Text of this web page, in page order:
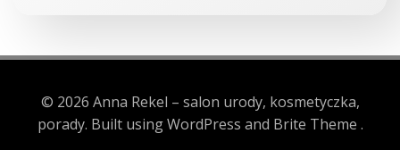
© 2026 Anna Rekel – salon urody, kosmetyczka,
porady. Built using WordPress and Brite Theme .